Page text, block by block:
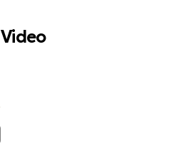
Video